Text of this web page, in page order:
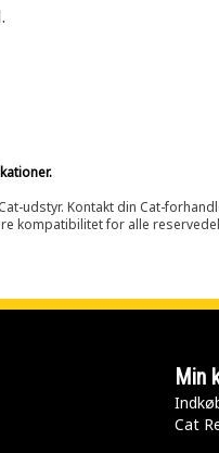
Kontakt din Cat-
kompatibilitet for alle
Min
Cat